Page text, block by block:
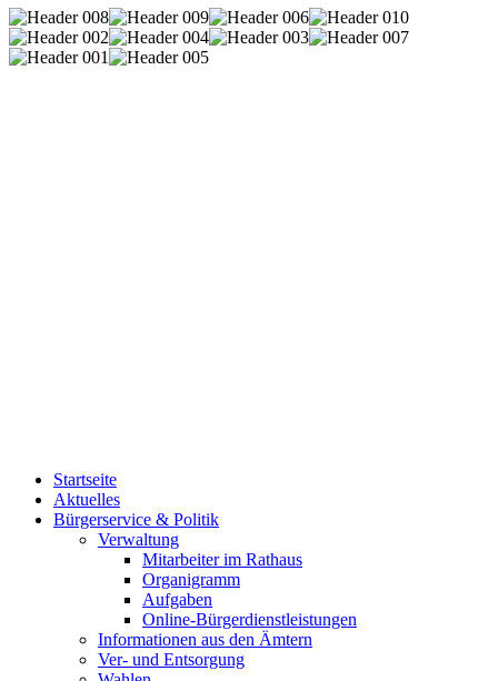
Startseite
Aktuelles
Bürgerservice & Politik
Verwaltung
Mitarbeiter im Rathaus
Organigramm
Aufgaben
Online-Bürgerdienstleistungen
Informationen aus den Ämtern
Ver- und Entsorgung